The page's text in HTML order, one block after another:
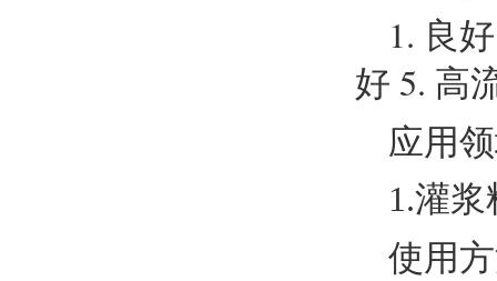
1. 良
好 5. 高
应用
1.灌
使用